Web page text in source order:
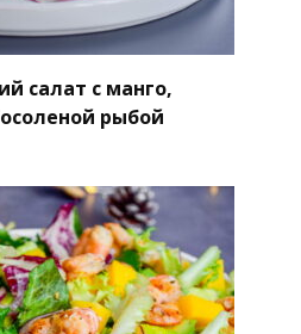
салат с манго,
рыбой